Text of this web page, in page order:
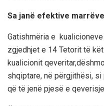
Sa janë efektive
Gatishmëria e
zgjedhjet e 14 Tetorit të
kualicionit
shqiptare, në përgjithësi,
që të jenë pjesë e